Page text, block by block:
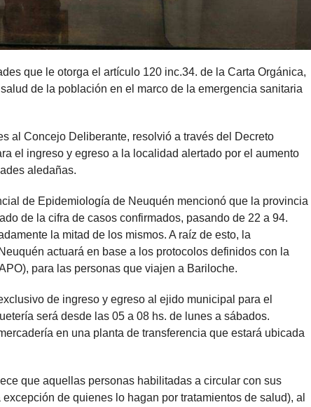
que le otorga el artículo 120 inc.34. de la Carta Orgánica,
de la población en el marco de la emergencia sanitaria
al Concejo Deliberante, resolvió a través del Decreto
el ingreso y egreso a la localidad alertado por el aumento
aledañas.
de Epidemiología de Neuquén mencionó que la provincia
de la cifra de casos confirmados, pasando de 22 a 94.
la mitad de los mismos. A raíz de esto, la
actuará en base a los protocolos definidos con la
para las personas que viajen a Bariloche.
de ingreso y egreso al ejido municipal para el
será desde las 05 a 08 hs. de lunes a sábados.
en una planta de transferencia que estará ubicada
que aquellas personas habilitadas a circular con sus
de quienes lo hagan por tratamientos de salud), al